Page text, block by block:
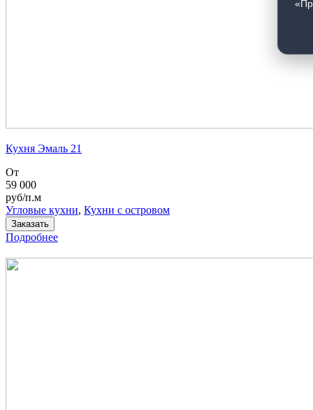
Кухня Эмаль 21
От
59 000
руб/п.м
Угловые кухни, Кухни с островом
Заказать
Подробнее